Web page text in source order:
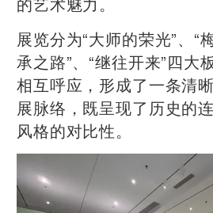
展览分为“大师的荣光”、“
承之路”、“继往开来”四大
相互呼应，形成了一条清
展脉络，既呈现了历史的
风格的对比性。